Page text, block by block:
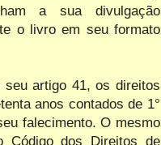
a sua divulgação
o livro em seu formato
seu artigo 41, os direitos
anos contados de 1°
falecimento. O mesmo
Código dos Direitos de